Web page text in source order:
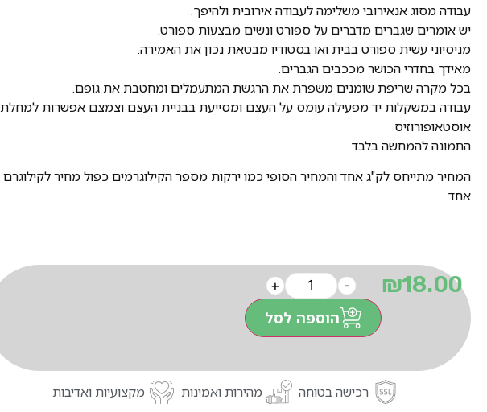
עבודה מסוג אנאירובי משלימה לעבודה אירובית ולהיפך.
יש אומרים שגברים מדברים על ספורט ונשים מבצעות ספורט.
מניסיוני עשית ספורט בבית ואו בסטודיו מבטאת נכון את האמירה.
מאידך בחדרי הכושר מככבים הגברים.
בכל מקרה שריפת שומנים משפרת את הרגשת המתעמלים ומחטבת את גופם.
עבודה במשקלות יד מפעילה עומס על העצם ומסייעת בבניית העצם וצמצם אפשרות למחלת
אוסטאופורוזיס
התמונה להמחשה בלבד
המחיר מתייחס לק"ג אחד והמחיר הסופי כמו ירקות מספר הקילוגרמים כפול מחיר לקילוגרם
אחד
₪18.00
-
+
הוספה לסל
רכישה בטוחה מהירות ואמינות מקצועיות ואדיבות